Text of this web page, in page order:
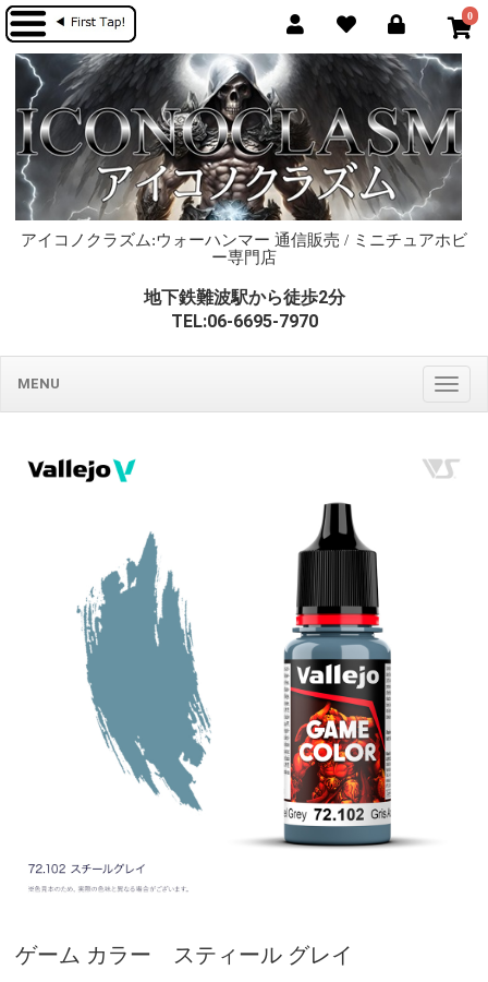
0
アイコノクラズム:ウォーハンマー 通信販売 / ミニチュアホビ
ー専門店
地下鉄難波駅から徒歩2分
TEL:06-6695-7970
MENU
ゲーム カラー スティール グレイ